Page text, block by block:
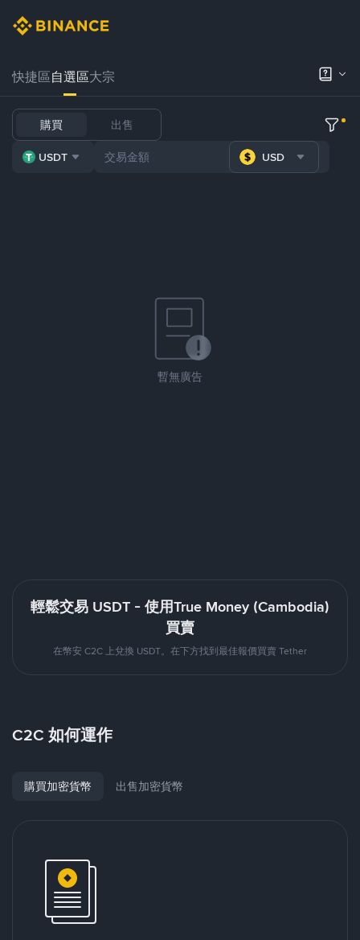
快捷區自選區大宗
購買 出售
USDT USD
暫無廣告
輕鬆交易 USDT - 使用True Money (Cambodia)
買賣
在幣安 C2C 上兌換 USDT。在下方找到最佳報價買賣 Tether
C2C 如何運作
購買加密貨幣 出售加密貨幣